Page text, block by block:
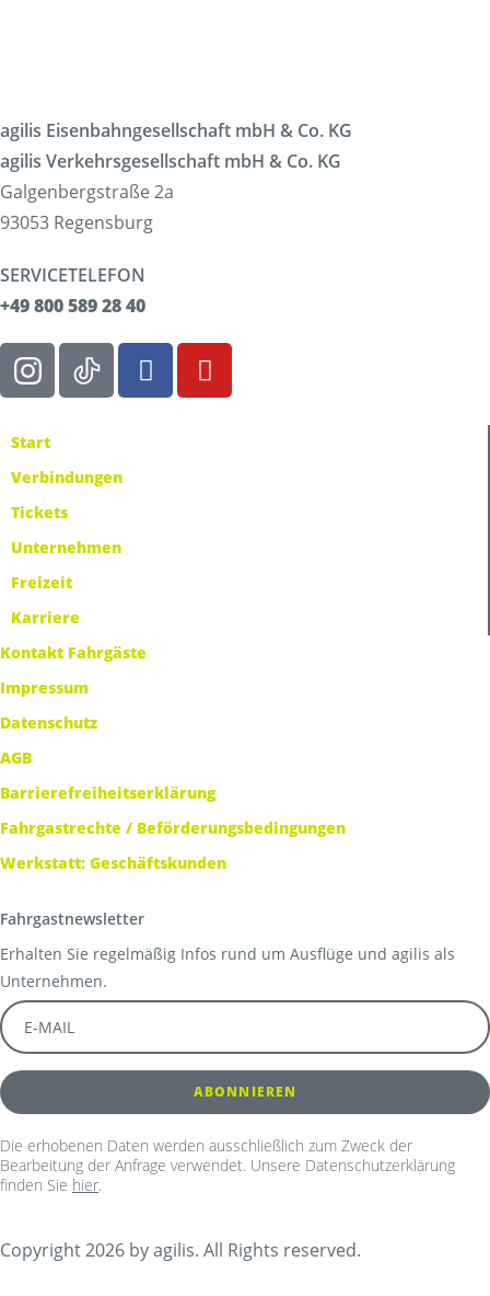
agilis Eisenbahngesellschaft mbH & Co. KG
agilis Verkehrsgesellschaft mbH & Co. KG
Galgenbergstraße 2a
93053 Regensburg
SERVICETELEFON
+49 800 589 28 40
Start
Verbindungen
Tickets
Unternehmen
Freizeit
Karriere
Kontakt Fahrgäste
Impressum
Datenschutz
AGB
Barrierefreiheitserklärung
Fahrgastrechte / Beförderungsbedingungen
Werkstatt: Geschäftskunden
Fahrgastnewsletter
Erhalten Sie regelmäßig Infos rund um Ausflüge und agilis als
Unternehmen.
Die erhobenen Daten werden ausschließlich zum Zweck der
Bearbeitung der Anfrage verwendet. Unsere Datenschutzerklärung
finden Sie hier.
Copyright 2026 by agilis. All Rights reserved.